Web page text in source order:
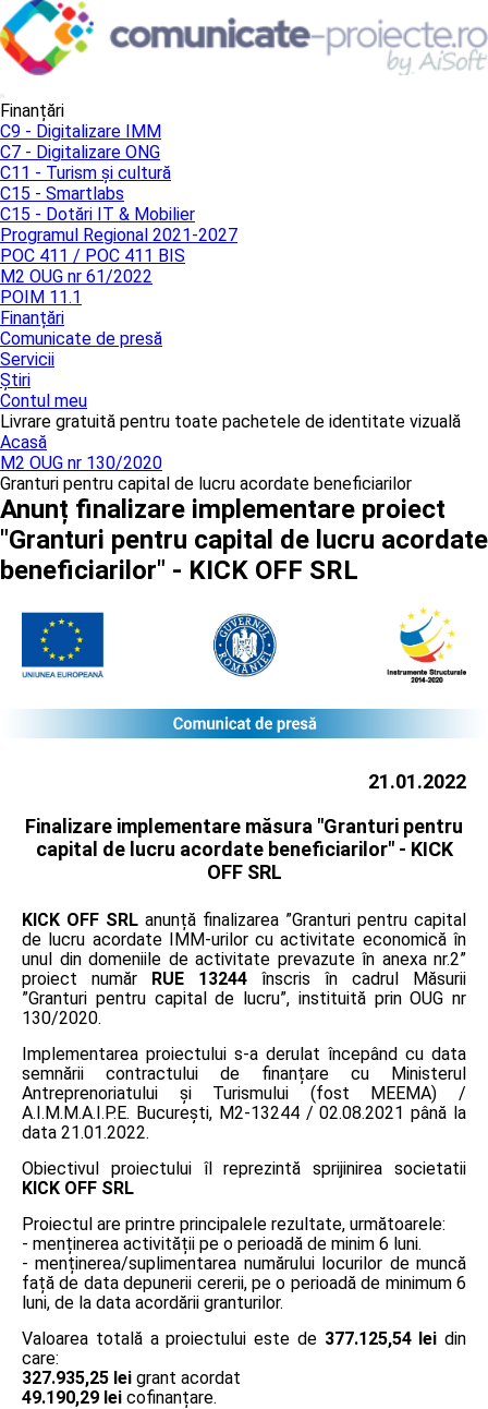
Finanțări
C9 - Digitalizare IMM
C7 - Digitalizare ONG
C11 - Turism și cultură
C15 - Smartlabs
C15 - Dotări IT & Mobilier
Programul Regional 2021-2027
POC 411 / POC 411 BIS
M2 OUG nr 61/2022
POIM 11.1
Finanțări
Comunicate de presă
Servicii
Știri
Contul meu
Livrare gratuită pentru toate pachetele de identitate vizuală
Acasă
M2 OUG nr 130/2020
Granturi pentru capital de lucru acordate beneficiarilor
Anunț finalizare implementare proiect
"Granturi pentru capital de lucru acordate
beneficiarilor" - KICK OFF SRL
21.01.2022
Finalizare implementare măsura "Granturi pentru
capital de lucru acordate beneficiarilor" - KICK
OFF SRL
KICK OFF SRL anunță finalizarea ”Granturi pentru capital
de lucru acordate IMM-urilor cu activitate economică în
unul din domeniile de activitate prevazute în anexa nr.2”
proiect număr RUE 13244 înscris în cadrul Măsurii
”Granturi pentru capital de lucru”, instituită prin OUG nr
130/2020.
Implementarea proiectului s-a derulat începând cu data
semnării contractului de finanțare cu Ministerul
Antreprenoriatului și Turismului (fost MEEMA) /
A.I.M.M.A.I.P.E. București, M2-13244 / 02.08.2021 până la
data 21.01.2022.
Obiectivul proiectului îl reprezintă sprijinirea societatii
KICK OFF SRL
Proiectul are printre principalele rezultate, următoarele:
- menținerea activității pe o perioadă de minim 6 luni.
- menținerea/suplimentarea numărului locurilor de muncă
față de data depunerii cererii, pe o perioadă de minimum 6
luni, de la data acordării granturilor.
Valoarea totală a proiectului este de 377.125,54 lei din
care:
327.935,25 lei grant acordat
49.190,29 lei cofinanțare.